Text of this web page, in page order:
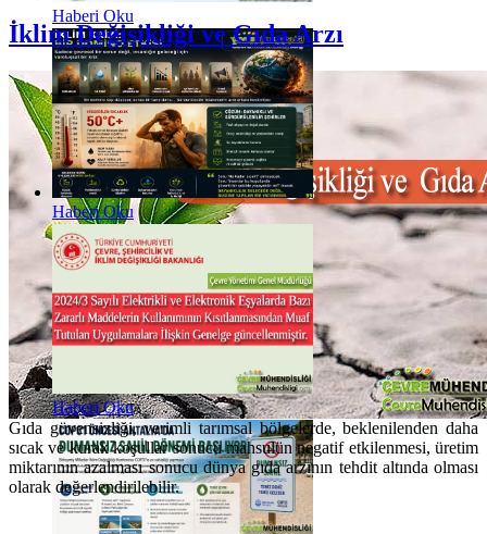
Haberi Oku
Haberi Oku
Haberi Oku
İklim Değişikliği ve Gıda Arzı
Gıda güvensizliği, verimli tarımsal bölgelerde, beklenilenden daha
sıcak ve kurak koşullar sonucu mahsulün negatif etkilenmesi, üretim
miktarının azalması sonucu dünya gıda arzının tehdit altında olması
olarak değerlendirilebilir.